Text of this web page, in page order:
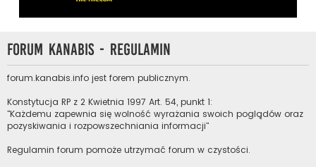
Forum Kanabis - Regulamin
forum.kanabis.info jest forem publicznym.
Konstytucja RP z 2 Kwietnia 1997 Art. 54, punkt 1:
"Każdemu zapewnia się wolność wyrażania swoich poglądów oraz
pozyskiwania i rozpowszechniania informacji"
Regulamin forum pomoże utrzymać forum w czystości.